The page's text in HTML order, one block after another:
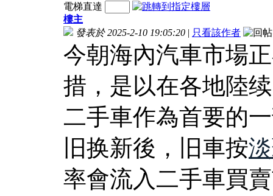
電梯直達
樓主
發表於 2025-2-10 19:05:20 | 只看該作者
今朝海內汽車市場
措，是以在各地陸
二手車作為首要的
旧换新後，旧車按
率會流入二手車買